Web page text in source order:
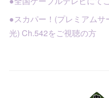
●スカパー！(プレミアム
光) Ch.542をご視聴の方